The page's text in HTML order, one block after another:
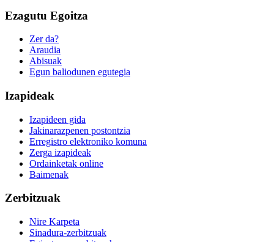
Ezagutu Egoitza
Zer da?
Araudia
Abisuak
Egun baliodunen egutegia
Izapideak
Izapideen gida
Jakinarazpenen postontzia
Erregistro elektroniko komuna
Zerga izapideak
Ordainketak online
Baimenak
Zerbitzuak
Nire Karpeta
Sinadura-zerbitzuak